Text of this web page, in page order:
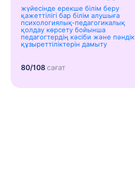
жүйесінде ерекше білім беру
қажеттілігі бар білім алушыға
психологиялық-педагогикалық
қолдау көрсету бойынша
педагогтердің кәсіби және пәндік
құзыреттіліктерін дамыту
80/108сағат